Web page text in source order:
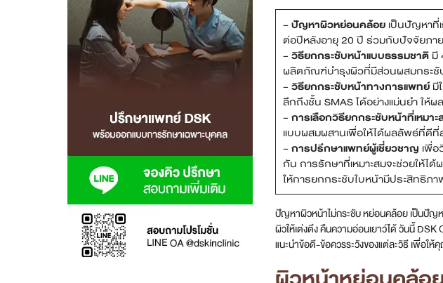
สาขา MRT สุทธิสาร
สาขา เซ็นทรัลปิ่นเกล้า
สาขา นครปฐม
– ปัญหาผิวหย่อนคล้อย เป็นปัญหาที่
ต่อปีหลังอายุ 20 ปี ร่วมกับปัจจัยภา
– วิธียกกระชับหน้าแบบธรรมชาติมี
ผลิตภัณฑ์บำรุงผิวที่มีส่วนผสมกระชับ
– วิธียกกระชับหน้าทางการแพทย์มี
ลึกถึงชั้น SMAS ได้อย่างแม่นยำ ให้
– การเลือกวิธียกกระชับหน้าที่เหมา
แบบผสมผสานเพื่อให้ได้ผลลัพธ์ที่ดีที่
– การปรึกษาแพทย์ผู้เชี่ยวชาญ เพื่
กัน การรักษาที่เหมาะสมจะช่วยให้ไ
ให้การยกกระชับใบหน้ามีประสิทธิภ
ปัญหาผิวหน้าไม่กระชับ หย่อนคล้อย เป็นปัญ
ผิวให้เต่งตึง คืนความอ่อนเยาว์ได้ วันนี้
แนะนำข้อดี-ข้อควรระวังของแต่ละวิธี เพื่อใ